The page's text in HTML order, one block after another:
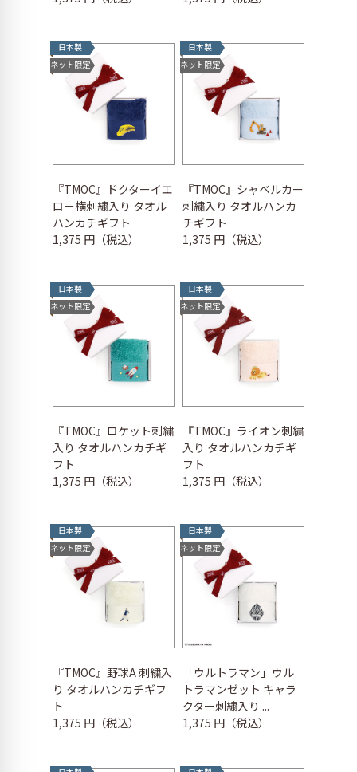
日本製
ネット限定
『TMOC』ドクターイエ
ロー横刺繍入り タオル
ハンカチギフト
1,375 円（税込）
日本製
ネット限定
『TMOC』シャベルカー
刺繍入り タオルハンカ
チギフト
1,375 円（税込）
日本製
ネット限定
『TMOC』ロケット刺繍
入り タオルハンカチギ
フト
1,375 円（税込）
日本製
ネット限定
『TMOC』ライオン刺繍
入り タオルハンカチギ
フト
1,375 円（税込）
日本製
ネット限定
『TMOC』野球A 刺繍入
り タオルハンカチギフ
ト
1,375 円（税込）
日本製
ネット限定
「ウルトラマン」ウル
トラマンゼット キャラ
クター刺繍入り ...
1,375 円（税込）